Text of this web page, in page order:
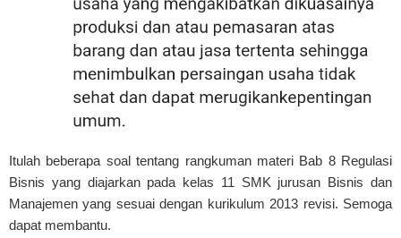
Itulah beberapa soal tentang rangkuman materi Bab 8 Regulasi
Bisnis yang diajarkan pada kelas 11 SMK jurusan Bisnis dan
Manajemen yang sesuai dengan kurikulum 2013 revisi. Semoga
dapat membantu.